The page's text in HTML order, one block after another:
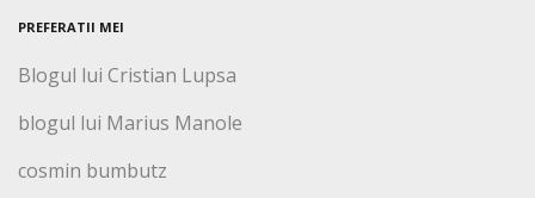
PREFERATII MEI
Blogul lui Cristian Lupsa
blogul lui Marius Manole
cosmin bumbutz